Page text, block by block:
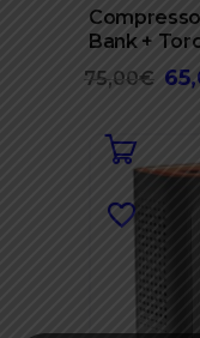
Bank +
75,00€ Il
era: